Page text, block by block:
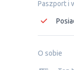
Paszport i
O sobie